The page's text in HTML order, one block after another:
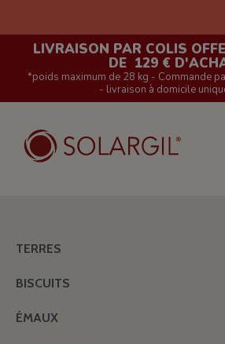
LIVRAISON PAR COLIS
DE 129 €
*poids maximum de 28 kg - Commande
- livraison à domicile
TERRES
BISCUITS
ÉMAUX